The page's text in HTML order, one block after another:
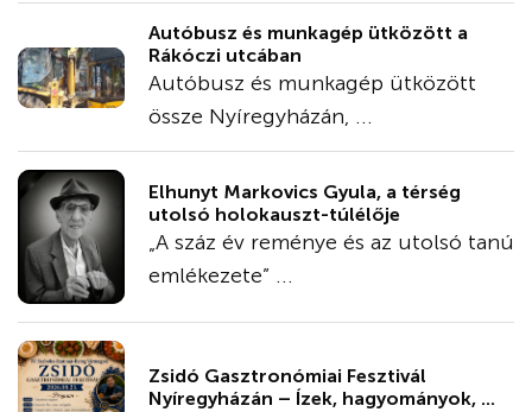
Autóbusz és munkagép ütközött a
Rákóczi utcában
Autóbusz és munkagép ütközött
össze Nyíregyházán, ...
Elhunyt Markovics Gyula, a térség
utolsó holokauszt-túlélője
„A száz év reménye és az utolsó tanú
emlékezete” ...
Zsidó Gasztronómiai Fesztivál
Nyíregyházán – Ízek, hagyományok, ...